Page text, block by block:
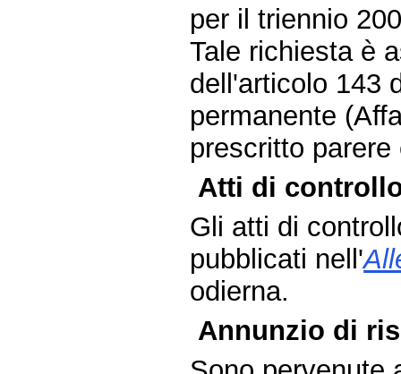
per il triennio
Tale richiesta è
dell'articolo 143
permanente
prescritto
Atti di
Gli atti di
pubblicati nell'
odierna.
Annunzio di